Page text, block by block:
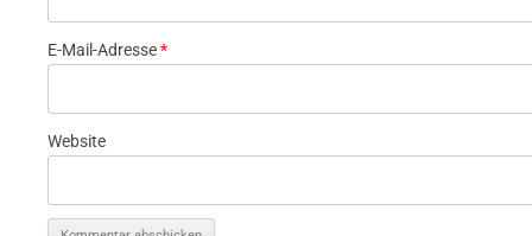
E-Mail-Adresse*
Website